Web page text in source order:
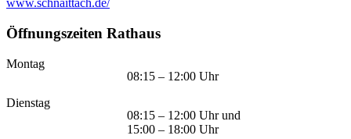
www.schnaittach.de/
Öffnungszeiten Rathaus
Montag
08:15 – 12:00 Uhr
Dienstag
08:15 – 12:00 Uhr und
15:00 – 18:00 Uhr